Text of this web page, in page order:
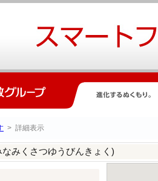
> 詳細表示
なみくさつゆうびんきょく)